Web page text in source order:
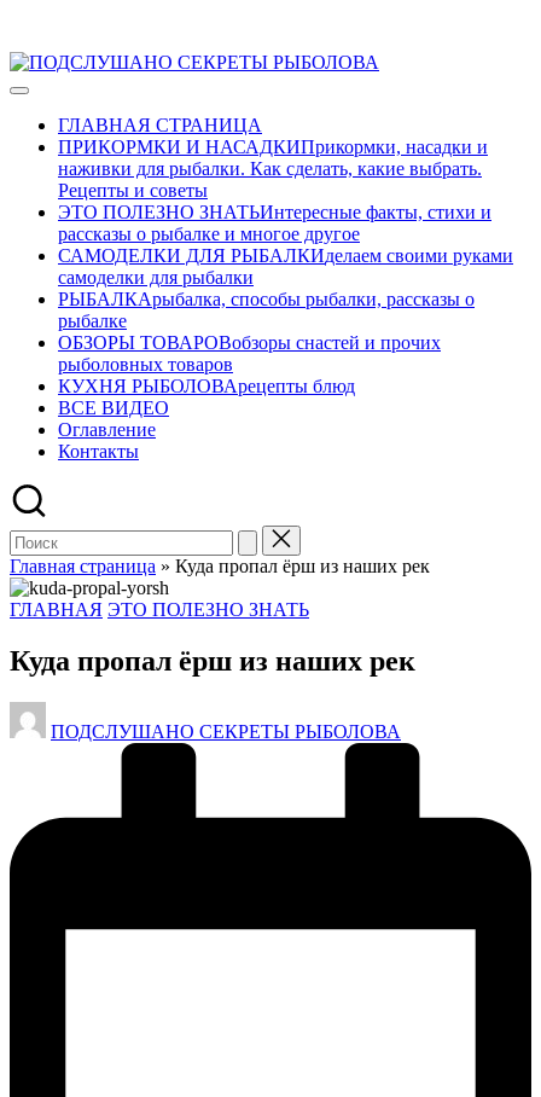
Перейти
к
Развлекательно-
авторский
журнал
рыбалке
ГЛАВНАЯ СТРАНИЦА
ПРИКОРМКИ И НАСАДКИПрикормки, насадки и
наживки для рыбалки. Как сделать, какие выбрать.
Рецепты и советы
ЭТО ПОЛЕЗНО ЗНАТЬИнтересные факты, стихи и
рассказы о рыбалке и многое другое
САМОДЕЛКИ ДЛЯ РЫБАЛКИделаем своими руками
самоделки для рыбалки
РЫБАЛКАрыбалка, способы рыбалки, рассказы о
рыбалке
ОБЗОРЫ ТОВАРОВобзоры снастей и прочих
рыболовных товаров
КУХНЯ РЫБОЛОВАрецепты блюд
ВСЕ ВИДЕО
Оглавление
Контакты
Главная страница » Куда пропал ёрш из наших рек
Опубликовано
ГЛАВНАЯ ЭТО ПОЛЕЗНО ЗНАТЬ
Куда пропал ёрш из наших рек
Запись
от
ПОДСЛУШАНО СЕКРЕТЫ РЫБОЛОВА